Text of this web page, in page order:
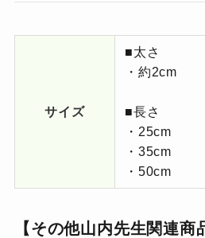
サイズ
■太さ
・約2cm
■長さ
・25cm
・35cm
・50cm
【 その他山内先生関連商